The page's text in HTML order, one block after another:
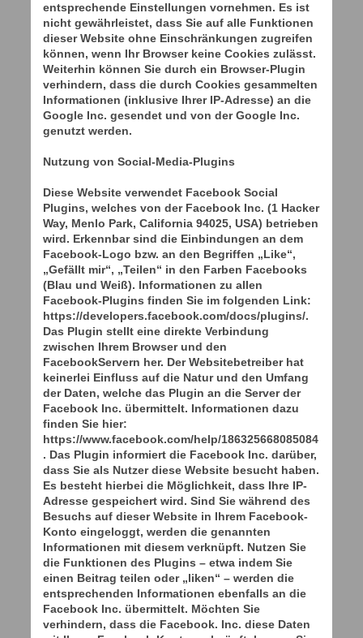
entsprechende Einstellungen vornehmen. Es ist
nicht gewährleistet, dass Sie auf alle Funktionen
dieser Website ohne Einschränkungen zugreifen
können, wenn Ihr Browser keine Cookies zulässt.
Weiterhin können Sie durch ein Browser-Plugin
verhindern, dass die durch Cookies gesammelten
Informationen (inklusive Ihrer IP-Adresse) an die
Google Inc. gesendet und von der Google Inc.
genutzt werden.
Nutzung von Social-Media-Plugins
Diese Website verwendet Facebook Social
Plugins, welches von der Facebook Inc. (1 Hacker
Way, Menlo Park, California 94025, USA) betrieben
wird. Erkennbar sind die Einbindungen an dem
Facebook-Logo bzw. an den Begriffen „Like“,
„Gefällt mir“, „Teilen“ in den Farben Facebooks
(Blau und Weiß). Informationen zu allen
Facebook-Plugins finden Sie im folgenden Link:
https://developers.facebook.com/docs/plugins/.
Das Plugin stellt eine direkte Verbindung
zwischen Ihrem Browser und den
FacebookServern her. Der Websitebetreiber hat
keinerlei Einfluss auf die Natur und den Umfang
der Daten, welche das Plugin an die Server der
Facebook Inc. übermittelt. Informationen dazu
finden Sie hier:
https://www.facebook.com/help/186325668085084
. Das Plugin informiert die Facebook Inc. darüber,
dass Sie als Nutzer diese Website besucht haben.
Es besteht hierbei die Möglichkeit, dass Ihre IP-
Adresse gespeichert wird. Sind Sie während des
Besuchs auf dieser Website in Ihrem Facebook-
Konto eingeloggt, werden die genannten
Informationen mit diesem verknüpft. Nutzen Sie
die Funktionen des Plugins – etwa indem Sie
einen Beitrag teilen oder „liken“ – werden die
entsprechenden Informationen ebenfalls an die
Facebook Inc. übermittelt. Möchten Sie
verhindern, dass die Facebook. Inc. diese Daten